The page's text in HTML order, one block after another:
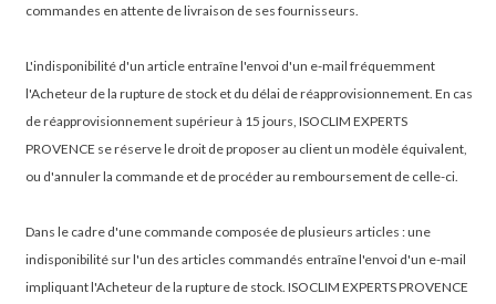
commandes en attente de livraison de ses fournisseurs.
L'indisponibilité d'un article entraîne l'envoi d'un e-mail fréquemment
l'Acheteur de la rupture de stock et du délai de réapprovisionnement. En cas
de réapprovisionnement supérieur à 15 jours, ISOCLIM EXPERTS
PROVENCE se réserve le droit de proposer au client un modèle équivalent,
ou d'annuler la commande et de procéder au remboursement de celle-ci.
Dans le cadre d'une commande composée de plusieurs articles : une
indisponibilité sur l'un des articles commandés entraîne l'envoi d'un e-mail
impliquant l'Acheteur de la rupture de stock. ISOCLIM EXPERTS PROVENCE